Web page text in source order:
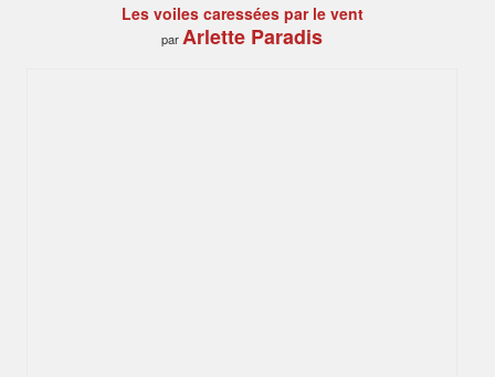
Les voiles caressées par le vent
parArlette Paradis